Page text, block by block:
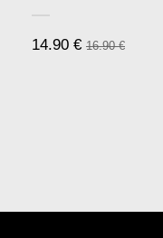
16.90€
14.90 €